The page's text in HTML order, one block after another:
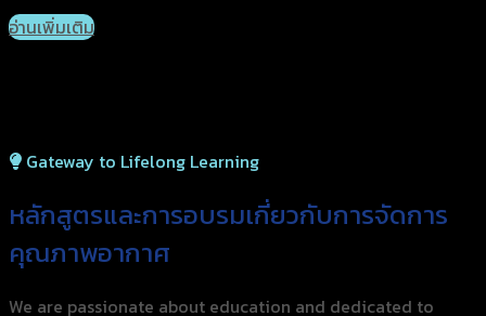
อ่านเพิ่มเติม
Gateway to Lifelong Learning
หลักสูตรและการอบรมเกี่ยวกับการจัดการ
คุณภาพอากาศ
We are passionate about education and dedicated to